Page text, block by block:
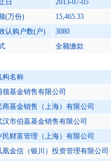
日
2013-07-05
(万份)
15,465.33
认购户数(户)
3080
全额缴款
构名称
领基金销售有限公司
商基金销售（上海）有限公司
汉市伯嘉基金销售有限公司
民财富管理（上海）有限公司
凰金信（银川）投资管理有限公司